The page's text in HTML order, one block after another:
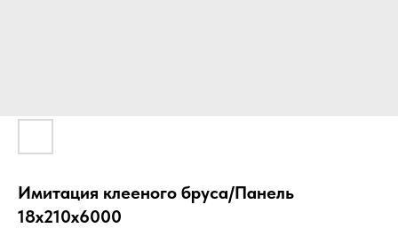
Имитация клееного бруса/Панель
18х210х6000